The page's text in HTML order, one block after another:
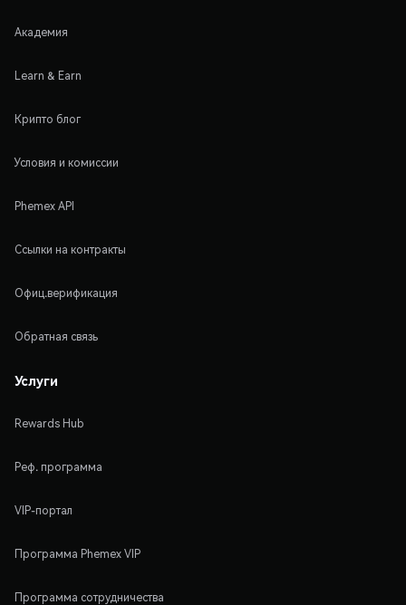
Академия
Learn & Earn
Крипто блог
Условия и комиссии
Phemex API
Ссылки на контракты
Офиц.верификация
Обратная связь
Услуги
Rewards Hub
Реф. программа
VIP-портал
Программа Phemex VIP
Программа сотрудничества